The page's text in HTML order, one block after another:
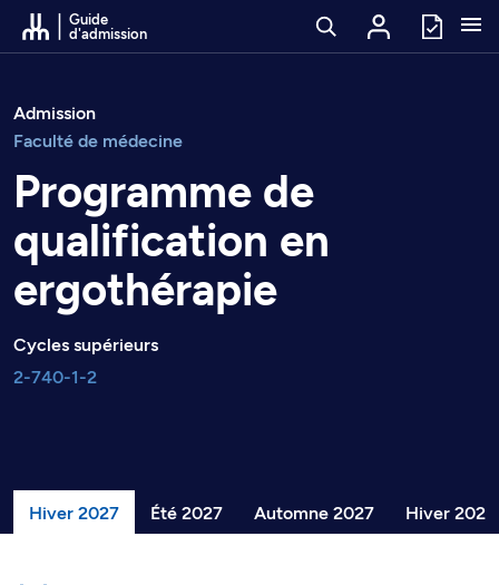
Passer au contenu
Guide
d'admission
Admission
Faculté de médecine
Programme de
qualification en
ergothérapie
Cycles supérieurs
2-740-1-2
Hiver 2027 Été 2027 Automne 2027 Hiver 2028